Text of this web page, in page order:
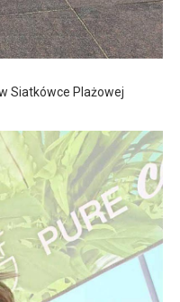
Siatkówce Plażowej